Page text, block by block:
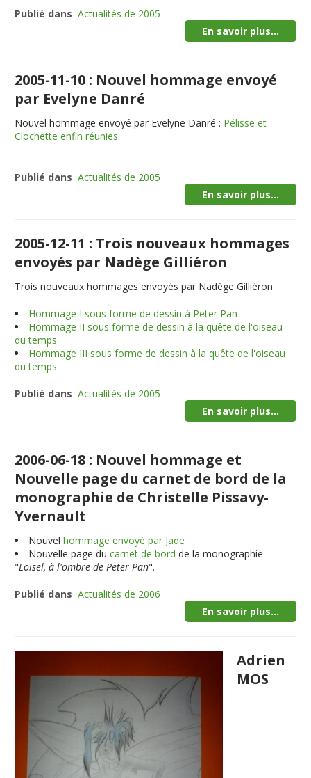
Publié dans Actualités de 2005
En savoir plus...
2005-11-10 : Nouvel hommage envoyé
par Evelyne Danré
Nouvel hommage envoyé par Evelyne Danré : Pélisse et
Clochette enfin réunies.
Publié dans Actualités de 2005
En savoir plus...
2005-12-11 : Trois nouveaux hommages
envoyés par Nadège Gilliéron
Trois nouveaux hommages envoyés par Nadège Gilliéron
Hommage I sous forme de dessin à Peter Pan
Hommage II sous forme de dessin à la quête de l'oiseau
du temps
Hommage III sous forme de dessin à la quête de l'oiseau
du temps
Publié dans Actualités de 2005
En savoir plus...
2006-06-18 : Nouvel hommage et
Nouvelle page du carnet de bord de la
monographie de Christelle Pissavy-
Yvernault
Nouvelhommage envoyé par Jade
Nouvelle page ducarnet de bord de la monographie
"Loisel, à l'ombre de Peter Pan".
Publié dans Actualités de 2006
En savoir plus...
Adrien
MOS